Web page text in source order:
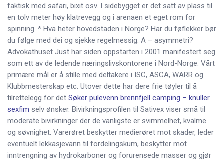
faktisk med safari, bixit osv. I sidebygget er det satt av plass til
en tolv meter høy klatrevegg og i arenaen et eget rom for
spinning. * Hva heter hovedstaden i Norge? Har du føflekker bør
du følge med dei og sjekke regelmessig: A – asymmetri?
Advokathuset Just har siden oppstarten i 2001 manifestert seg
som ett av de ledende næringslivskontorene i Nord-Norge. Vårt
primære mål er å stille med deltakere i ISC, ASCA, WARR og
Klubbmesterskap etc. Utover dette har dere frie tøyler til å
tilrettelegg for det Søker pulevenn brennfjell camping – knuller
sexfim selv ønsker. Bivirkningsprofilen til Sativex viser små til
moderate bivirkninger der de vanligste er svimmelhet, kvalme
og søvnighet. Varerøret beskytter medierøret mot skader, leder
eventuelt lekkasjevann til fordelingskum, beskytter mot
inntrengning av hydrokarboner og forurensede masser og gjør